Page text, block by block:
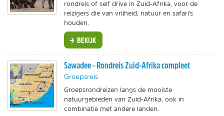
rondreis of self drive in Zuid-Afrika, voor de
reizigers die van vrijheid, natuur en safari's
houden.
BEKIJK
Sawadee - Rondreis Zuid-Afrika compleet
Groepsreis
Groepsrondreizen langs de mooiste
natuurgebieden van Zuid-Afrika, ook in
combinatie met andere landen.